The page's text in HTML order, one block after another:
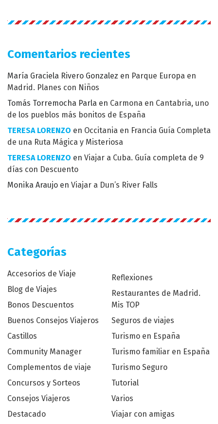
Comentarios recientes
María Graciela Rivero Gonzalez en Parque Europa en
Madrid. Planes con Niños
Tomás Torremocha Parla en Carmona en Cantabria, uno
de los pueblos más bonitos de España
TERESA LORENZO en Occitania en Francia Guía Completa
de una Ruta Mágica y Misteriosa
TERESA LORENZO en Viajar a Cuba. Guía completa de 9
días con Descuento
Monika Araujo en Viajar a Dun’s River Falls
Categorías
Accesorios de Viaje
Blog de Viajes
Bonos Descuentos
Buenos Consejos Viajeros
Castillos
Community Manager
Complementos de viaje
Concursos y Sorteos
Consejos Viajeros
Destacado
Reflexiones
Restaurantes de Madrid.
Mis TOP
Seguros de viajes
Turismo en España
Turismo familiar en España
Turismo Seguro
Tutorial
Varios
Viajar con amigas